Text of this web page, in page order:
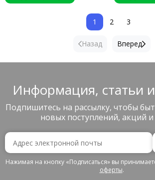
Назад
1 2 3
Вперед
Информация, статьи
Подпишитесь на рассылку, чтобы
новых поступлений, акций и
Нажимая на кнопку «Подписаться» вы
оферты.